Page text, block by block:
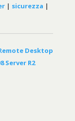
| sicurezza |
Desktop
Server R2